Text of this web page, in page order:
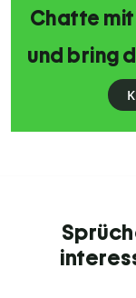
Chatte mit
und bring